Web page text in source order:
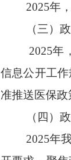
2025年
（三）
2025年
信息公开工
准推送医保政
（四）
2025年